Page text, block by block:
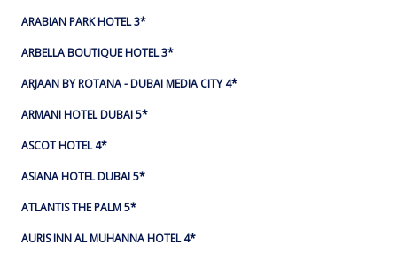
ARABIAN PARK HOTEL 3*
ARBELLA BOUTIQUE HOTEL 3*
ARJAAN BY ROTANA - DUBAI MEDIA CITY 4*
ARMANI HOTEL DUBAI 5*
ASCOT HOTEL 4*
ASIANA HOTEL DUBAI 5*
ATLANTIS THE PALM 5*
AURIS INN AL MUHANNA HOTEL 4*